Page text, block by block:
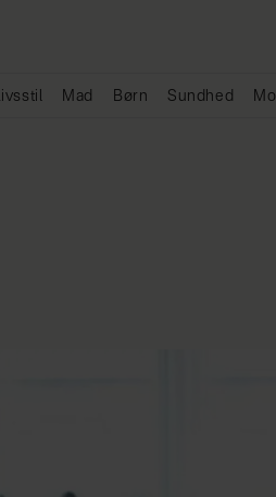
Mad Børn Sundhed